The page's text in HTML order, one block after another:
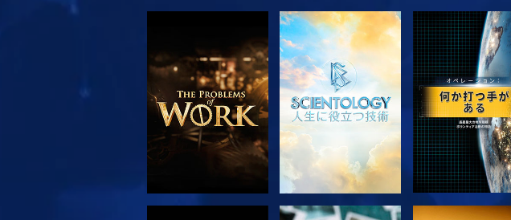
シリーズを探求 観る シリーズを探求